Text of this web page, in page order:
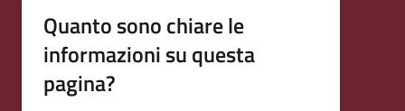
Quanto sono chiare le
informazioni su questa
pagina?